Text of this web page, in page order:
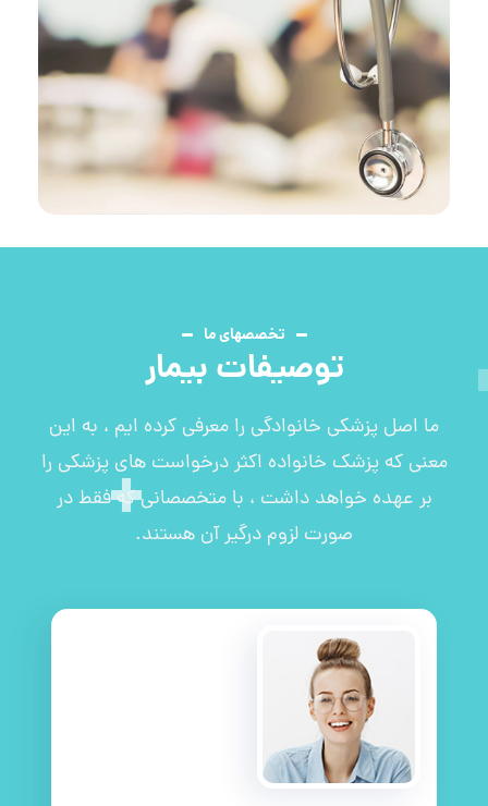
تخصصهای ما
توصیفات بیمار
ما اصل پزشکی خانوادگی را معرفی کرده ایم ، به این
معنی که پزشک خانواده اکثر درخواست های پزشکی را
بر عهده خواهد داشت ، با متخصصانی که فقط در
صورت لزوم درگیر آن هستند.